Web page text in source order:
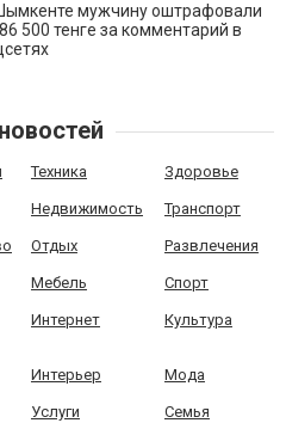
мужчину оштрафовали
500 тенге за комментарий в
Техника Здоровье
Недвижимость Транспорт
Отдых Развлечения
Мебель Спорт
Интернет Культура
Интерьер Мода
Услуги Семья